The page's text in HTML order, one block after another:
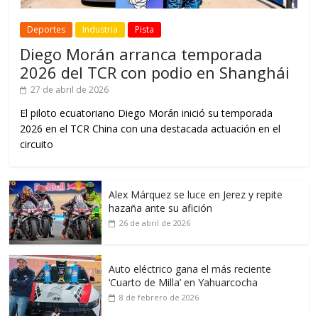
Deportes Industria Pista
Diego Morán arranca temporada
2026 del TCR con podio en Shanghái
27 de abril de 2026
El piloto ecuatoriano Diego Morán inició su temporada
2026 en el TCR China con una destacada actuación en el
circuito
Alex Márquez se luce en Jerez y repite
hazaña ante su afición
26 de abril de 2026
Auto eléctrico gana el más reciente
‘Cuarto de Milla’ en Yahuarcocha
8 de febrero de 2026